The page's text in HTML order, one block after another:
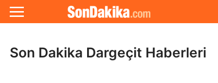
Son Dakika Dargeçit Haberleri